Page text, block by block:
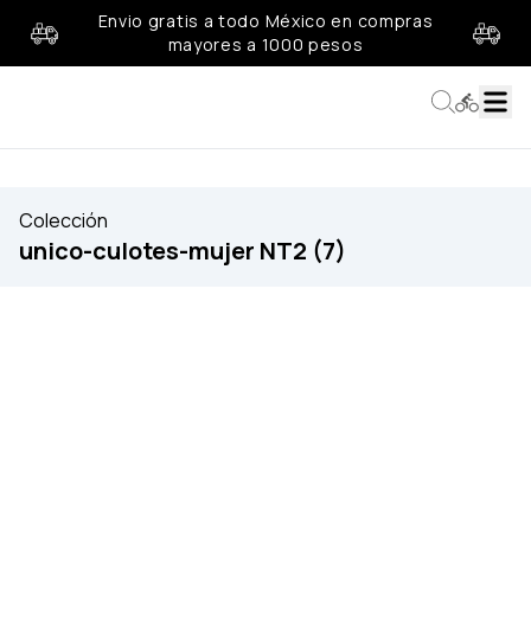
Envio gratis a todo México en compras
mayores a 1000 pesos
Colección
unico-culotes-mujer NT2 (7)